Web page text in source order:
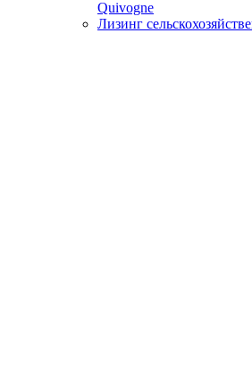
Quivogne
Лизинг